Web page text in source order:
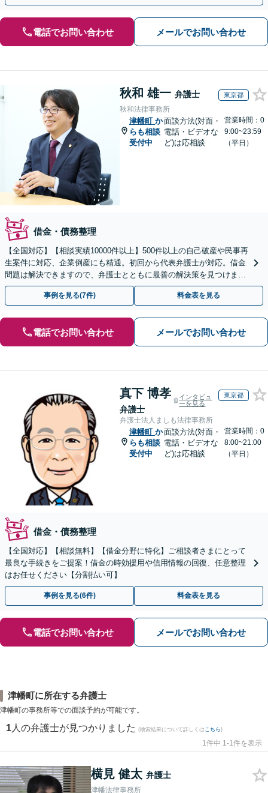
電話でお問い合わせ メールでお問い合わせ
秋和 雄一 弁護士 東京都
秋和法律事務所
津幡町 か
らも相談
受付中
面談方法(対面・
電話・ビデオな
ど)は応相談
営業時間：0
9:00~23:59
（平日）
借金・債務整理
【全国対応】【相談実績10000件以上】500件以上の自己破産や民事再
生案件に対応、企業倒産にも精通。初回から代表弁護士が対応。借金
問題は解決できますので、弁護士とともに最善の解決策を見つけまし
ょう【初回相談無料】【法テラス利用可】
事例を見る(7件) 料金表を見る
電話でお問い合わせ メールでお問い合わせ
真下 博孝
弁護士
インタビュ
ーを見る
東京都
弁護士法人ましも法律事務所
津幡町 か
らも相談
受付中
面談方法(対面・
電話・ビデオな
ど)は応相談
営業時間：0
8:00~21:00
（平日）
借金・債務整理
【全国対応】【相談無料】【借金分野に特化】ご相談者さまにとって
最良な手続きをご提案！借金の時効援用や信用情報の回復、任意整理
はお任せください【分割払い可】
事例を見る(6件) 料金表を見る
電話でお問い合わせ メールでお問い合わせ
津幡町に所在する弁護士
津幡町の事務所等での面談予約が可能です。
1 人の弁護士が見つかりました (検索結果について詳しくは こちら)
1件中 1-1件を表示
横見 健太 弁護士
津幡法律事務所